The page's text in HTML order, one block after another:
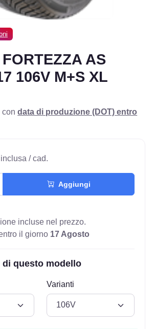
FORTEZZA AS
106V M+S XL
condata di produzione (DOT) entro
inclusa / cad.
Aggiungi
incluse nel prezzo.
il giorno 17 Agosto
questo modello
Varianti